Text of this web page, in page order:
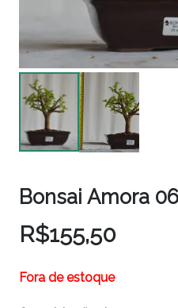
Bonsai Amora
R$155,50
Fora de estoque